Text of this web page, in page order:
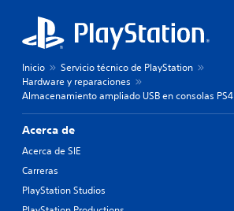
Inicio
Servicio técnico de PlayStation
Hardware y reparaciones
Almacenamiento ampliado USB en consolas PS4
Acerca de
Acerca de SIE
Carreras
PlayStation Studios